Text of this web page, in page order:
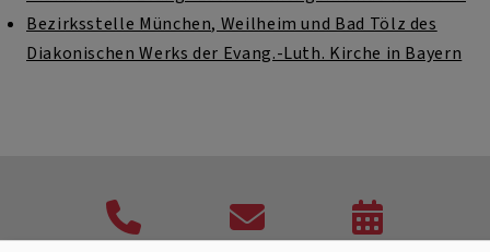
Bezirksstelle München, Weilheim und Bad Tölz des
Diakonischen Werks der Evang.-Luth. Kirche in Bayern
Telefon Kontaktformular